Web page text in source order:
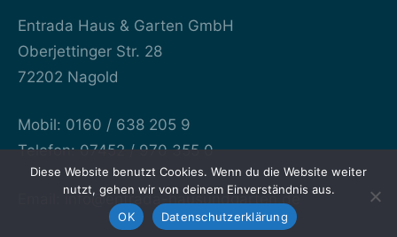
Entrada Haus & Garten GmbH
Oberjettinger Str. 28
72202 Nagold
Mobil: 0160 / 638 205 9
Telefon: 07452 / 970 355 0
Email: info@entrada-hausundgarten.de
Diese Website benutzt Cookies. Wenn du die Website weiter
nutzt, gehen wir von deinem Einverständnis aus.
OK
Datenschutzerklärung